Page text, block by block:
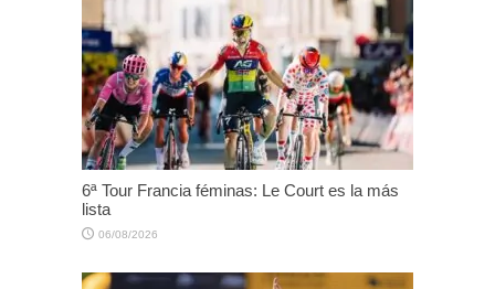
6ª Tour Francia féminas: Le Court es la más
lista
06/08/2026